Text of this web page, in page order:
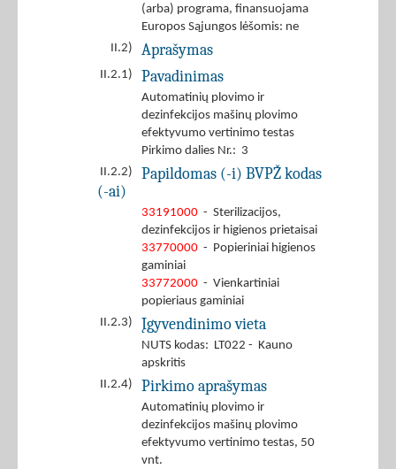
(arba) programa, finansuojama
Europos Sąjungos lėšomis: ne
II.2)
Aprašymas
II.2.1) Pavadinimas
Automatinių plovimo ir
dezinfekcijos mašinų plovimo
efektyvumo vertinimo testas
Pirkimo dalies Nr.: 3
II.2.2)
Papildomas (-i) BVPŽ kodas
(-ai)
33191000 - Sterilizacijos,
dezinfekcijos ir higienos prietaisai
33770000 - Popieriniai higienos
gaminiai
33772000 - Vienkartiniai
popieriaus gaminiai
II.2.3)
Įgyvendinimo vieta
NUTS kodas: LT022 - Kauno
apskritis
II.2.4)
Pirkimo aprašymas
Automatinių plovimo ir
dezinfekcijos mašinų plovimo
efektyvumo vertinimo testas, 50
vnt.